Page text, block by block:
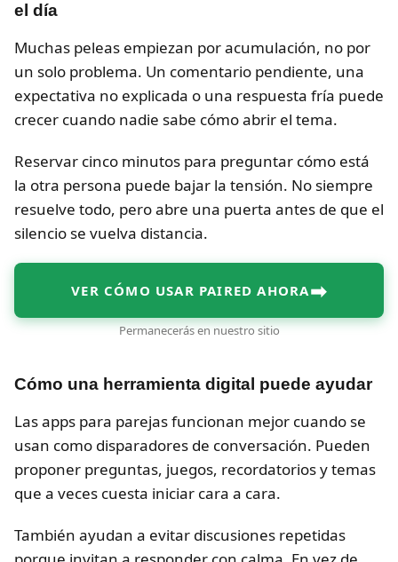
el día
Muchas peleas empiezan por acumulación, no por
un solo problema. Un comentario pendiente, una
expectativa no explicada o una respuesta fría puede
crecer cuando nadie sabe cómo abrir el tema.
Reservar cinco minutos para preguntar cómo está
la otra persona puede bajar la tensión. No siempre
resuelve todo, pero abre una puerta antes de que el
silencio se vuelva distancia.
VER CÓMO USAR PAIRED AHORA➡
Permanecerás en nuestro sitio
Cómo una herramienta digital puede ayudar
Las apps para parejas funcionan mejor cuando se
usan como disparadores de conversación. Pueden
proponer preguntas, juegos, recordatorios y temas
que a veces cuesta iniciar cara a cara.
También ayudan a evitar discusiones repetidas